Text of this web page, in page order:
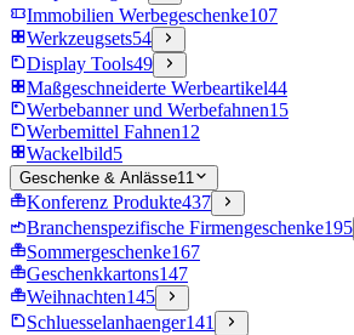
Immobilien Werbegeschenke107
Werkzeugsets54
Display Tools49
Maßgeschneiderte Werbeartikel44
Werbebanner und Werbefahnen15
Werbemittel Fahnen12
Wackelbild5
Geschenke & Anlässe11
Konferenz Produkte437
Branchenspezifische Firmengeschenke195
Sommergeschenke167
Geschenkkartons147
Weihnachten145
Schluesselanhaenger141